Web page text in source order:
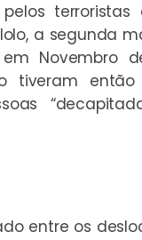
terroristas
a segunda
Novembro
tiveram
entre os